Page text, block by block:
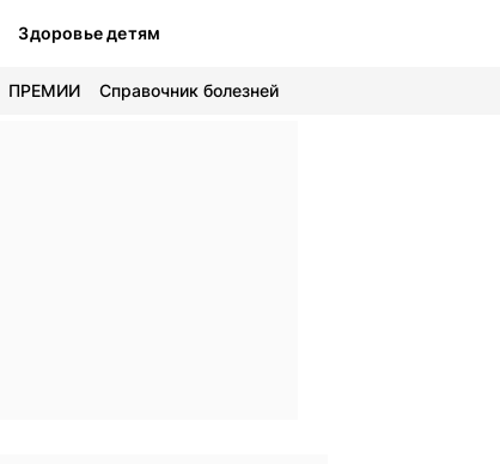
Здоровье детям
ПРЕМИИ Справочник болезней